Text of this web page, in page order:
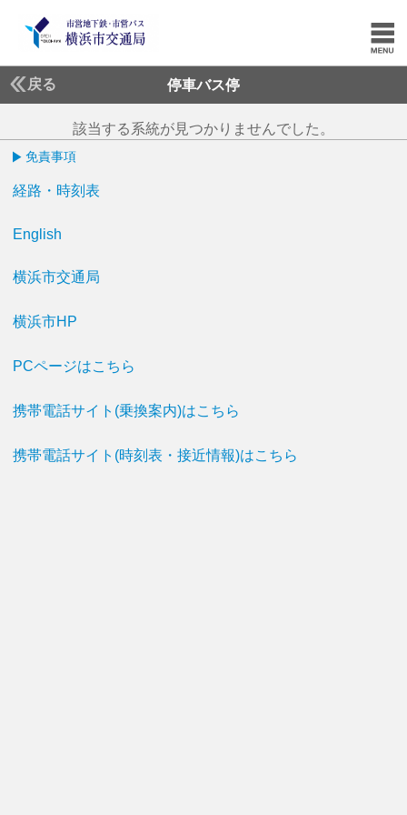
戻る 停車バス停
該当する系統が見つかりませんでした。
免責事項
経路・時刻表
English
横浜市交通局
横浜市HP
PCページはこちら
携帯電話サイト(乗換案内)はこちら
携帯電話サイト(時刻表・接近情報)はこちら